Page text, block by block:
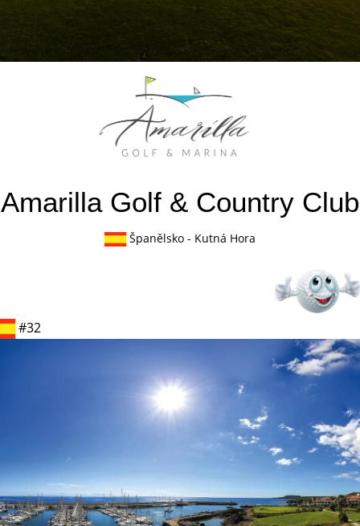
Amarilla Golf & Country Club
Španělsko - Kutná Hora
#32